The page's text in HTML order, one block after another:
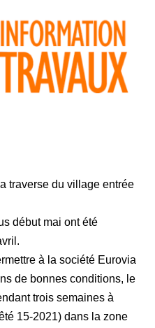
traverse du village entrée
début mai ont été
à la société Eurovia
de bonnes conditions, le
trois semaines à
15-2021) dans la zone